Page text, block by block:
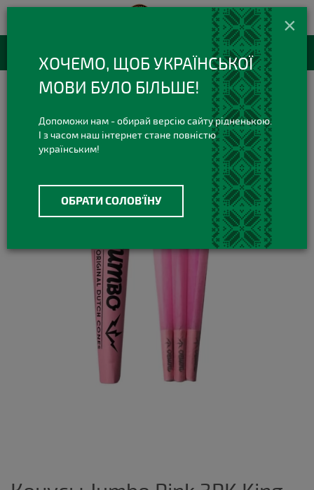
+38(073)420 420 3
Viber Telegram
RU
Конусы Jumbo Pink 3PK King Size
×
ХОЧЕМО, ЩОБ УКРАЇНСЬКОЇ
МОВИ БУЛО БІЛЬШЕ!
Допоможи нам - обирай версію сайту рідненькою.
І з часом наш інтернет стане повністю
українським!
ОБРАТИ СОЛОВ'ЇНУ